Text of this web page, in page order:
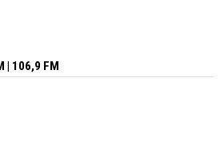
| 106,9 FM